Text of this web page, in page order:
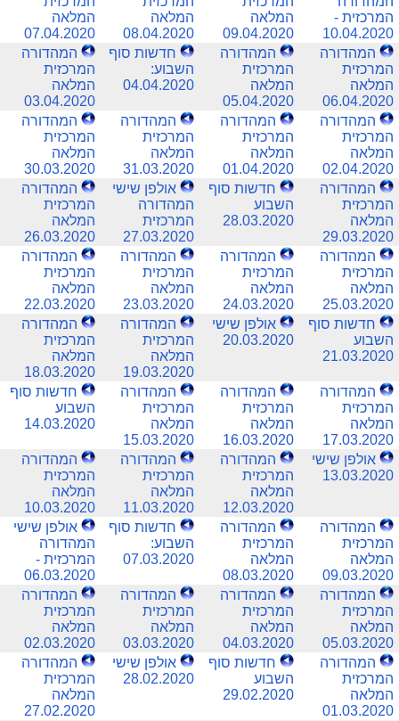
המרכזית -
10.04.2020
המלאה
09.04.2020
המלאה
08.04.2020
המלאה
07.04.2020
המהדורה
המרכזית
המלאה
06.04.2020
המהדורה
המרכזית
המלאה
05.04.2020
חדשות סוף
השבוע:
04.04.2020
המהדורה
המרכזית
המלאה
03.04.2020
המהדורה
המרכזית
המלאה
02.04.2020
המהדורה
המרכזית
המלאה
01.04.2020
המהדורה
המרכזית
המלאה
31.03.2020
המהדורה
המרכזית
המלאה
30.03.2020
המהדורה
המרכזית
המלאה
29.03.2020
חדשות סוף
השבוע
28.03.2020
אולפן שישי
המהדורה
המרכזית
27.03.2020
המהדורה
המרכזית
המלאה
26.03.2020
המהדורה
המרכזית
המלאה
25.03.2020
המהדורה
המרכזית
המלאה
24.03.2020
המהדורה
המרכזית
המלאה
23.03.2020
המהדורה
המרכזית
המלאה
22.03.2020
חדשות סוף
השבוע
21.03.2020
אולפן שישי
20.03.2020
המהדורה
המרכזית
המלאה
19.03.2020
המהדורה
המרכזית
המלאה
18.03.2020
המהדורה
המרכזית
המלאה
17.03.2020
המהדורה
המרכזית
המלאה
16.03.2020
המהדורה
המרכזית
המלאה
15.03.2020
חדשות סוף
השבוע
14.03.2020
אולפן שישי
13.03.2020
המהדורה
המרכזית
המלאה
12.03.2020
המהדורה
המרכזית
המלאה
11.03.2020
המהדורה
המרכזית
המלאה
10.03.2020
המהדורה
המרכזית
המלאה
09.03.2020
המהדורה
המרכזית
המלאה
08.03.2020
חדשות סוף
השבוע:
07.03.2020
אולפן שישי
המהדורה
המרכזית -
06.03.2020
המהדורה
המרכזית
המלאה
05.03.2020
המהדורה
המרכזית
המלאה
04.03.2020
המהדורה
המרכזית
המלאה
03.03.2020
המהדורה
המרכזית
המלאה
02.03.2020
המהדורה
המרכזית
המלאה
01.03.2020
חדשות סוף
השבוע
29.02.2020
אולפן שישי
28.02.2020
המהדורה
המרכזית
המלאה
27.02.2020